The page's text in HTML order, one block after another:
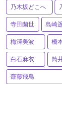
乃木坂どこへ
寺田蘭世 島崎
梅澤美波 橋
白石麻衣 筒
齋藤飛鳥